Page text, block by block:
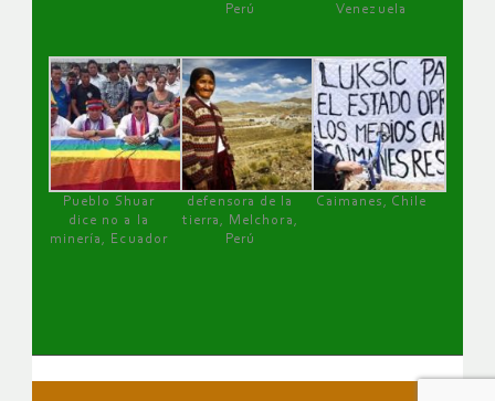
Perú
Venezuela
Pueblo Shuar
dice no a la
minería, Ecuador
defensora de la
tierra, Melchora,
Perú
Caimanes, Chile